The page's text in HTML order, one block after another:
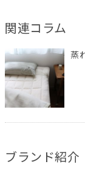
関連コラム
蒸
ブランド紹介